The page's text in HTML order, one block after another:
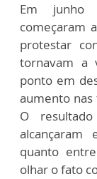
Em junho
começaram
protestar
tornavam a
ponto em
aumento nas
O
quanto
olhar o fato